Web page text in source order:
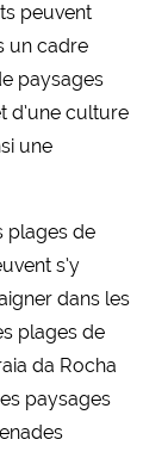
peuvent
un cadre
paysages
d’une culture
une
plages de
s’y
dans les
plages de
da Rocha
paysages